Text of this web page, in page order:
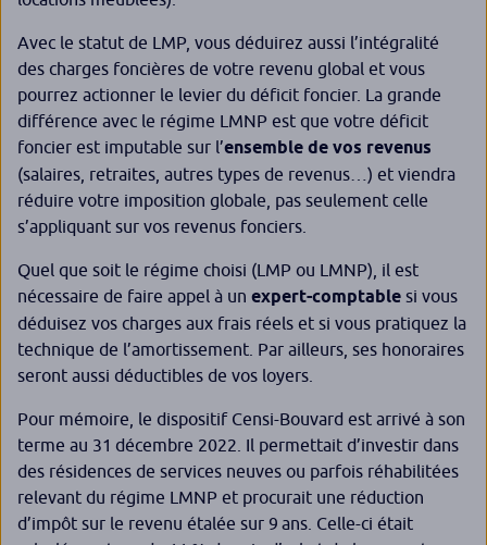
Avec le statut de LMP, vous déduirez aussi l’intégralité
des charges foncières de votre revenu global et vous
pourrez actionner le levier du déficit foncier. La grande
différence avec le régime LMNP est que votre déficit
foncier est imputable sur l’ensemble de vos revenus
(salaires, retraites, autres types de revenus…) et viendra
réduire votre imposition globale, pas seulement celle
s’appliquant sur vos revenus fonciers.
Quel que soit le régime choisi (LMP ou LMNP), il est
nécessaire de faire appel à un expert-comptable si vous
déduisez vos charges aux frais réels et si vous pratiquez la
technique de l’amortissement. Par ailleurs, ses honoraires
seront aussi déductibles de vos loyers.
Pour mémoire, le dispositif Censi-Bouvard est arrivé à son
terme au 31 décembre 2022. Il permettait d’investir dans
des résidences de services neuves ou parfois réhabilitées
relevant du régime LMNP et procurait une réduction
d’impôt sur le revenu étalée sur 9 ans. Celle-ci était